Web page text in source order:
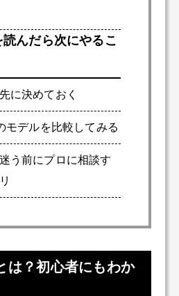
んだら次にやるこ
に決めておく
モデルを比較してみる
う前にプロに相談す
は？初心者にもわか